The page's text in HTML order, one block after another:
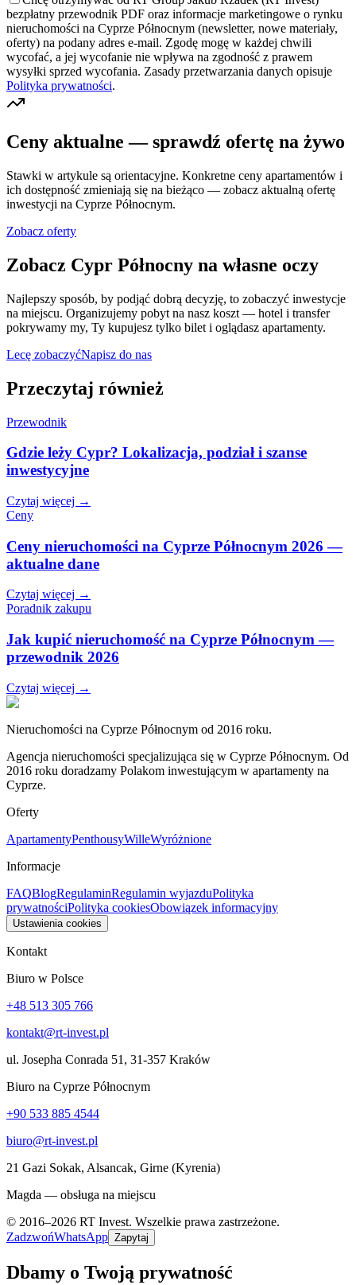
bezpłatny przewodnik PDF oraz informacje marketingowe o rynku
nieruchomości na Cyprze Północnym (newsletter, nowe materiały,
oferty) na podany adres e-mail. Zgodę mogę w każdej chwili
wycofać, a jej wycofanie nie wpływa na zgodność z prawem
wysyłki sprzed wycofania. Zasady przetwarzania danych opisuje
Polityka prywatności.
Ceny aktualne — sprawdź ofertę na żywo
Stawki w artykule są orientacyjne. Konkretne ceny apartamentów i
ich dostępność zmieniają się na bieżąco — zobacz aktualną ofertę
inwestycji na Cyprze Północnym.
Zobacz oferty
Zobacz Cypr Północny na własne oczy
Najlepszy sposób, by podjąć dobrą decyzję, to zobaczyć inwestycje
na miejscu. Organizujemy pobyt na nasz koszt — hotel i transfer
pokrywamy my, Ty kupujesz tylko bilet i oglądasz apartamenty.
Lecę zobaczyćNapisz do nas
Przeczytaj również
Przewodnik
Gdzie leży Cypr? Lokalizacja, podział i szanse
inwestycyjne
Czytaj więcej →
Ceny
Ceny nieruchomości na Cyprze Północnym 2026 —
aktualne dane
Czytaj więcej →
Poradnik zakupu
Jak kupić nieruchomość na Cyprze Północnym —
przewodnik 2026
Czytaj więcej →
Nieruchomości na Cyprze Północnym od 2016 roku.
Agencja nieruchomości specjalizująca się w Cyprze Północnym. Od
2016 roku doradzamy Polakom inwestującym w apartamenty na
Cyprze.
Oferty
ApartamentyPenthousyWilleWyróżnione
Informacje
FAQBlogRegulaminRegulamin wyjazduPolityka
prywatnościPolityka cookiesObowiązek informacyjny
Ustawienia cookies
Kontakt
Biuro w Polsce
+48 513 305 766
kontakt@rt-invest.pl
ul. Josepha Conrada 51, 31-357 Kraków
Biuro na Cyprze Północnym
+90 533 885 4544
biuro@rt-invest.pl
21 Gazi Sokak, Alsancak, Girne (Kyrenia)
Magda — obsługa na miejscu
© 2016–2026 RT Invest. Wszelkie prawa zastrzeżone.
ZadzwońWhatsApp Zapytaj
Dbamy o Twoją prywatność